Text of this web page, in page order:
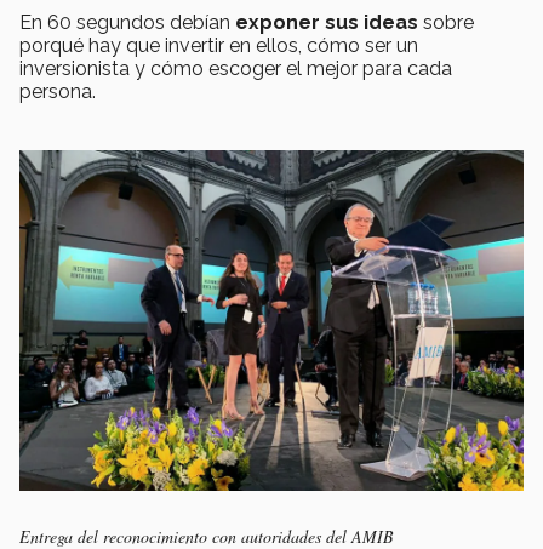
En 60 segundos debían exponer sus ideas sobre
porqué hay que invertir en ellos, cómo ser un
inversionista y cómo escoger el mejor para cada
persona.
Entrega del reconocimiento con autoridades del AMIB